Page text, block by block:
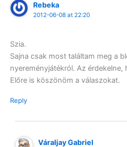
Rebeka
2012-06-08 at 22:20
Szia.
Sajna csak most találtam meg a
nyereményjátékról. Az
Előre is köszönöm a válaszokat.
Reply
Váraljay Gabriel